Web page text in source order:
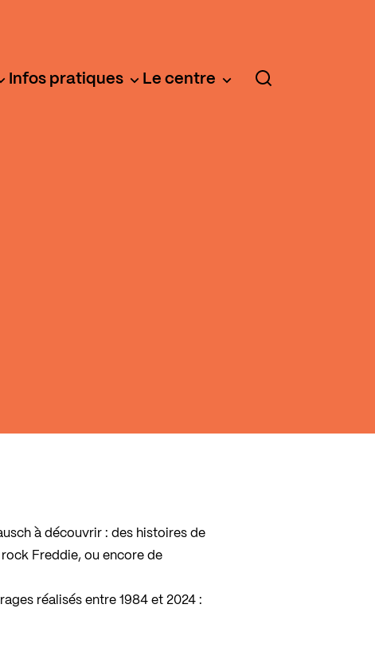
Infos pratiques Le centre
à découvrir : des histoires de
Freddie, ou encore de
réalisés entre 1984 et 2024 :